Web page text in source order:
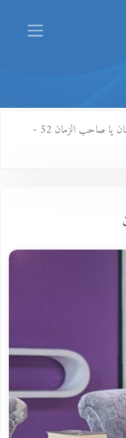
الأمان يا صاحب الزمان 52 -